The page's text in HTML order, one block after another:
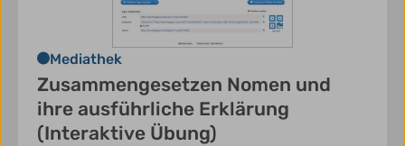
Mediathek
Zusammengesetzen Nomen und
ihre ausführliche Erklärung
(Interaktive Übung)